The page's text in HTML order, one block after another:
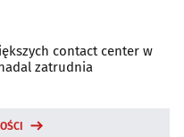
contact center w
zatrudnia